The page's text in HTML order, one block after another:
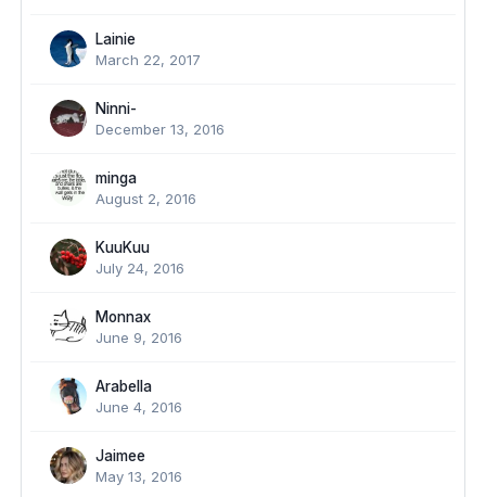
Lainie
March 22, 2017
Ninni-
December 13, 2016
minga
August 2, 2016
KuuKuu
July 24, 2016
Monnax
June 9, 2016
Arabella
June 4, 2016
Jaimee
May 13, 2016